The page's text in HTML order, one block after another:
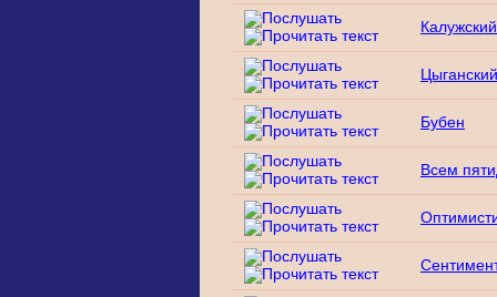
Бубен
Всем